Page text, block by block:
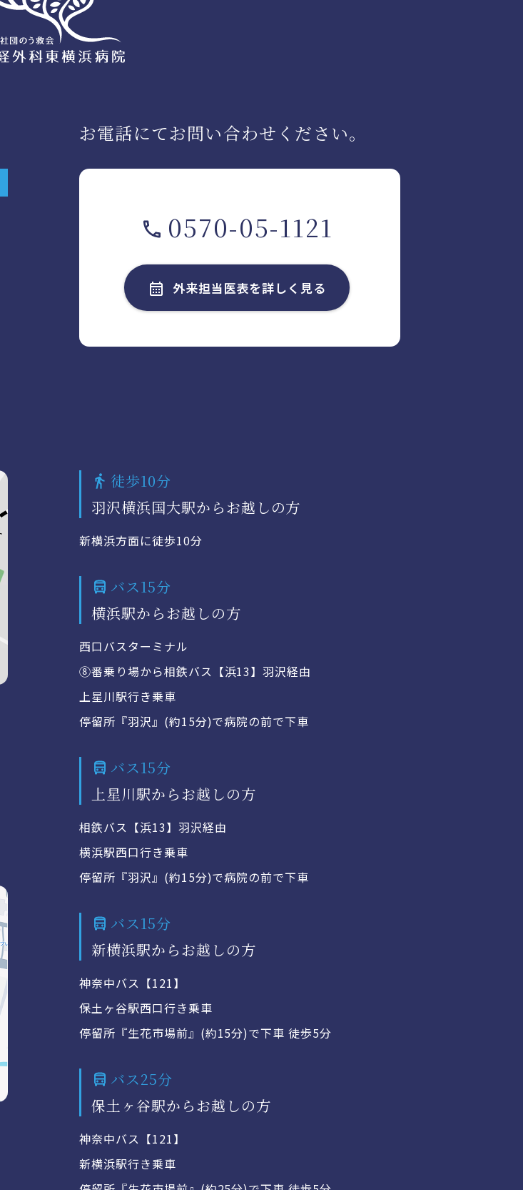
お電話にてお問い合わせください。
0570-05-1121
外来担当医表を詳しく見る
徒歩10分
羽沢横浜国大駅からお越しの方
新横浜方面に徒歩10分
バス15分
横浜駅からお越しの方
西口バスターミナル
⑧番乗り場から相鉄バス【浜13】羽沢経由
上星川駅行き乗車
停留所『羽沢』(約15分)で病院の前で下車
バス15分
上星川駅からお越しの方
相鉄バス【浜13】羽沢経由
横浜駅西口行き乗車
停留所『羽沢』(約15分)で病院の前で下車
バス15分
新横浜駅からお越しの方
神奈中バス【121】
保土ヶ谷駅西口行き乗車
停留所『生花市場前』(約15分)で下車 徒歩5分
バス25分
保土ヶ谷駅からお越しの方
神奈中バス【121】
新横浜駅行き乗車